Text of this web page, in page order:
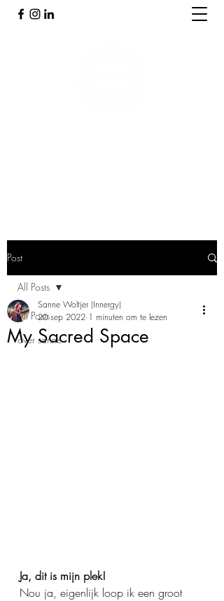
Post
All Posts
over sanne
All Posts
My Sacred Space
Sanne Woltjer (Innergy)
20 sep 2022 1 minuten om te lezen
Ja, dit is mijn plek!
Nou ja, eigenlijk loop ik een groot